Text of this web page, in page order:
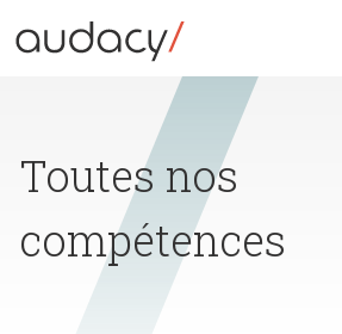
to
content
Toutes nos
compétences